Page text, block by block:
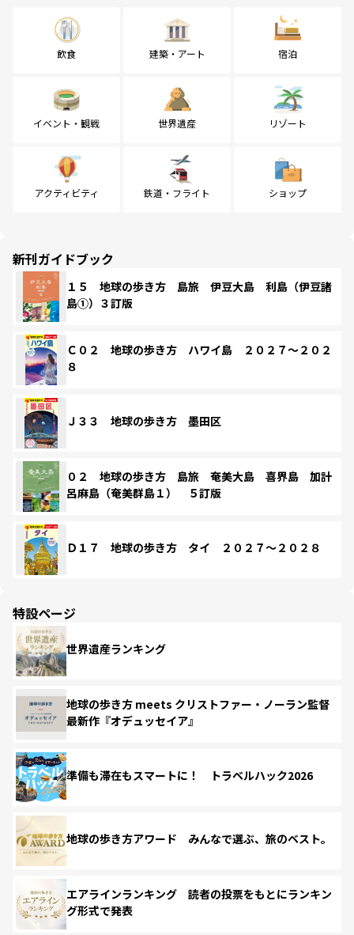
飲食 建築・アート 宿泊
イベント・観戦 世界遺産 リゾート
アクティビティ 鉄道・フライト ショップ
新刊ガイドブック
１５ 地球の歩き方 島旅 伊豆大島 利島（伊豆諸
島①）３訂版
Ｃ０２ 地球の歩き方 ハワイ島 ２０２７～２０２
８
Ｊ３３ 地球の歩き方 墨田区
０２ 地球の歩き方 島旅 奄美大島 喜界島 加計
呂麻島（奄美群島１） ５訂版
Ｄ１７ 地球の歩き方 タイ ２０２７～２０２８
特設ページ
世界遺産ランキング
地球の歩き方 meets クリストファー・ノーラン監督
最新作『オデュッセイア』
準備も滞在もスマートに！ トラベルハック2026
地球の歩き方アワード みんなで選ぶ、旅のベスト。
エアラインランキング 読者の投票をもとにランキン
グ形式で発表